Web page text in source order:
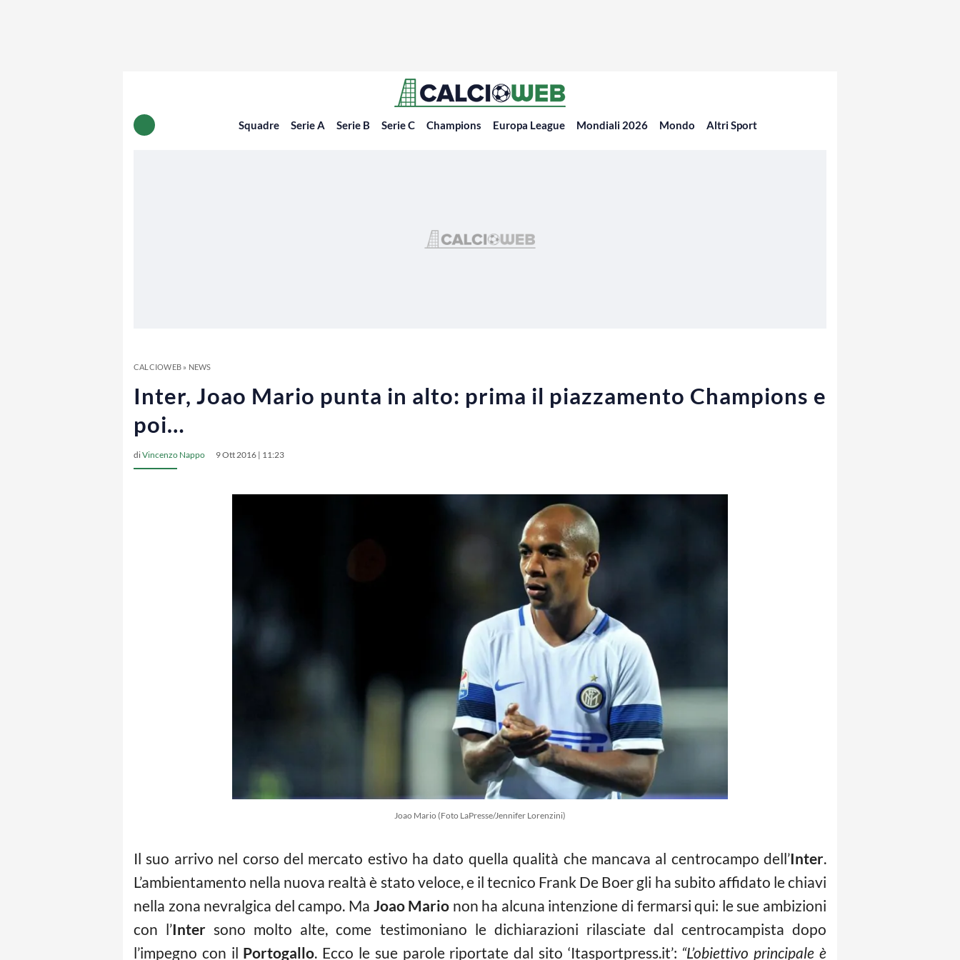
Squadre Serie A Serie B Serie C Champions Europa League Mondiali 2026 Mondo Altri Sport
CALCIOWEB» NEWS
Inter, Joao Mario punta in alto: prima il piazzamento Champions e
poi…
diVincenzo Nappo 9 Ott 2016 | 11:23
Joao Mario (Foto LaPresse/Jennifer Lorenzini)
Il suo arrivo nel corso del mercato estivo ha dato quella qualità che mancava al centrocampo dell’Inter.
L’ambientamento nella nuova realtà è stato veloce, e il tecnico Frank De Boer gli ha subito affidato le chiavi
nella zona nevralgica del campo. Ma Joao Mario non ha alcuna intenzione di fermarsi qui: le sue ambizioni
con l’Intersono molto alte, come testimoniano le dichiarazioni rilasciate dal centrocampista dopo
l’impegno con il Portogallo. Ecco le sue parole riportate dal sito ‘Itasportpress.it’: “L’obiettivo principale è